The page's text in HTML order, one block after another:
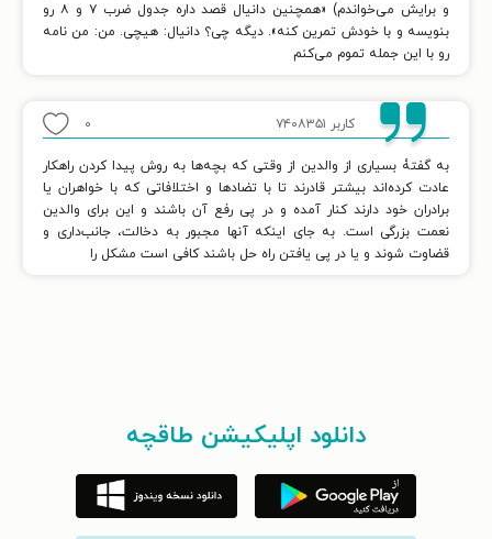
و برایش می‌خواندم) «همچنین دانیال قصد داره جدول ضرب ۷ و ۸ رو
بنویسه و با خودش تمرین کنه». دیگه چی؟ دانیال: هیچی. من: من نامه
رو با این جمله تموم می‌کنم
کاربر ۷۴۰۸۳۵۱ ۰
به گفتۀ بسیاری از والدین از وقتی که بچه‌ها به روش پیدا کردن راهکار
عادت کرده‌اند بیشتر قادرند تا با تضادها و اختلافاتی که با خواهران یا
برادران خود دارند کنار آمده و در پی رفع آن باشند و این برای والدین
نعمت بزرگی است. به جای اینکه آنها مجبور به دخالت، جانب‌داری و
قضاوت شوند و یا در پی یافتن راه حل باشند کافی است مشکل را
دانلود اپلیکیشن طاقچه